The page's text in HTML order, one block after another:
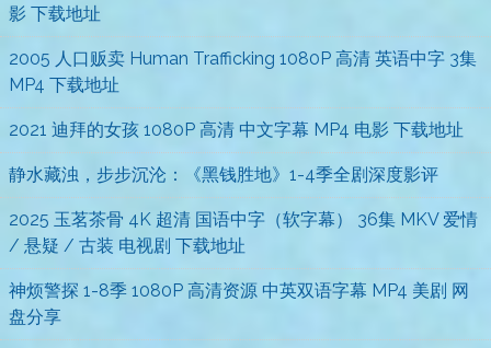
影 下载地址
2005 人口贩卖 Human Trafficking 1080P 高清 英语中字 3集
MP4 下载地址
2021 迪拜的女孩 1080P 高清 中文字幕 MP4 电影 下载地址
静水藏浊，步步沉沦：《黑钱胜地》1-4季全剧深度影评
2025 玉茗茶骨 4K 超清 国语中字（软字幕） 36集 MKV 爱情
/ 悬疑 / 古装 电视剧 下载地址
神烦警探 1-8季 1080P 高清资源 中英双语字幕 MP4 美剧 网
盘分享